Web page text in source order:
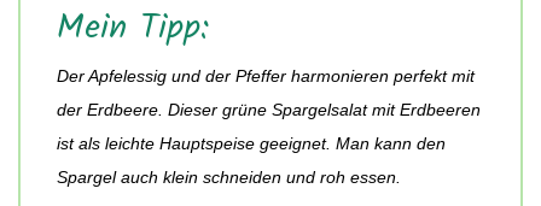
Mein Tipp:
Der Apfelessig und der Pfeffer harmonieren perfekt mit
der Erdbeere. Dieser grüne Spargelsalat mit Erdbeeren
ist als leichte Hauptspeise geeignet. Man kann den
Spargel auch klein schneiden und roh essen.